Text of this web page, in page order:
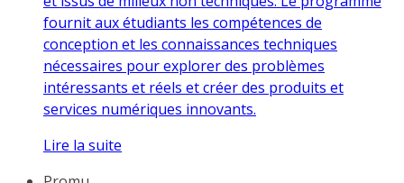
fournit aux étudiants les compétences de
conception et les connaissances techniques
nécessaires pour explorer des problèmes
intéressants et réels et créer des produits et
services numériques innovants.
Lire la suite